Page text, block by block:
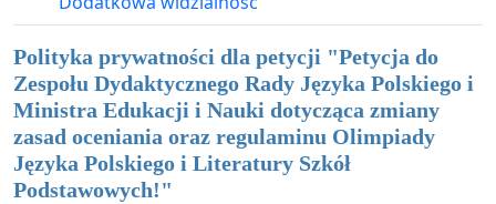
Polityka prywatności dla petycji "Petycja do
Zespołu Dydaktycznego Rady Języka Polskiego i
Ministra Edukacji i Nauki dotycząca zmiany
zasad oceniania oraz regulaminu Olimpiady
Języka Polskiego i Literatury Szkół
Podstawowych!"